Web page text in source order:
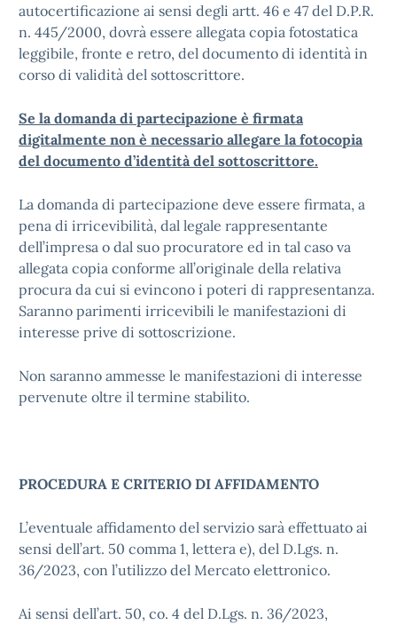
autocertificazione ai sensi degli artt. 46 e 47 del D.P.R.
n. 445/2000, dovrà essere allegata copia fotostatica
leggibile, fronte e retro, del documento di identità in
corso di validità del sottoscrittore.
Se la domanda di partecipazione è firmata
digitalmente non è necessario allegare la fotocopia
del documento d’identità del sottoscrittore.
La domanda di partecipazione deve essere firmata, a
pena di irricevibilità, dal legale rappresentante
dell’impresa o dal suo procuratore ed in tal caso va
allegata copia conforme all’originale della relativa
procura da cui si evincono i poteri di rappresentanza.
Saranno parimenti irricevibili le manifestazioni di
interesse prive di sottoscrizione.
Non saranno ammesse le manifestazioni di interesse
pervenute oltre il termine stabilito.
PROCEDURA E CRITERIO DI AFFIDAMENTO
L’eventuale affidamento del servizio sarà effettuato ai
sensi dell’art. 50 comma 1, lettera e), del D.Lgs. n.
36/2023, con l’utilizzo del Mercato elettronico.
Ai sensi dell’art. 50, co. 4 del D.Lgs. n. 36/2023,